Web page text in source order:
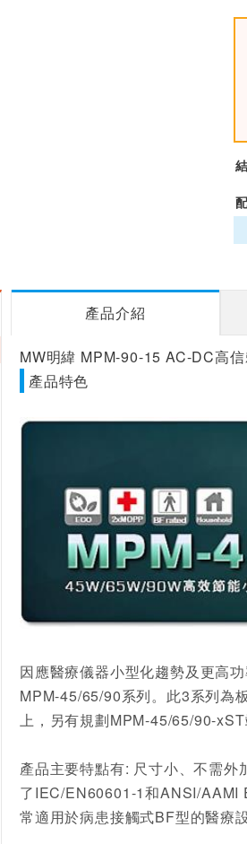
產品介紹
MW明緯 MPM-90-15 AC-DC高
產品特色
因應醫療儀器小型化趨勢及更高
MPM-45/65/90系列。此3系列為
上，另有規劃MPM-45/65/90-xST
產品主要特點有: 尺寸小、不需
了IEC/EN60601-1和ANSI/AAMI
常適用於病患接觸式BF型的醫療